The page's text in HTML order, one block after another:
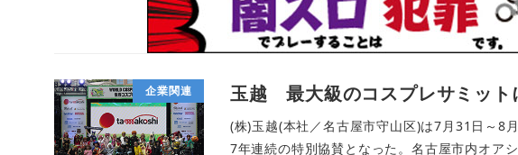
企業関連 玉越 最大級のコスプレサミット
(株)玉越(本社／名古屋市守山区)は7月31日～8
7年連続の特別協賛となった。名古屋市内オア